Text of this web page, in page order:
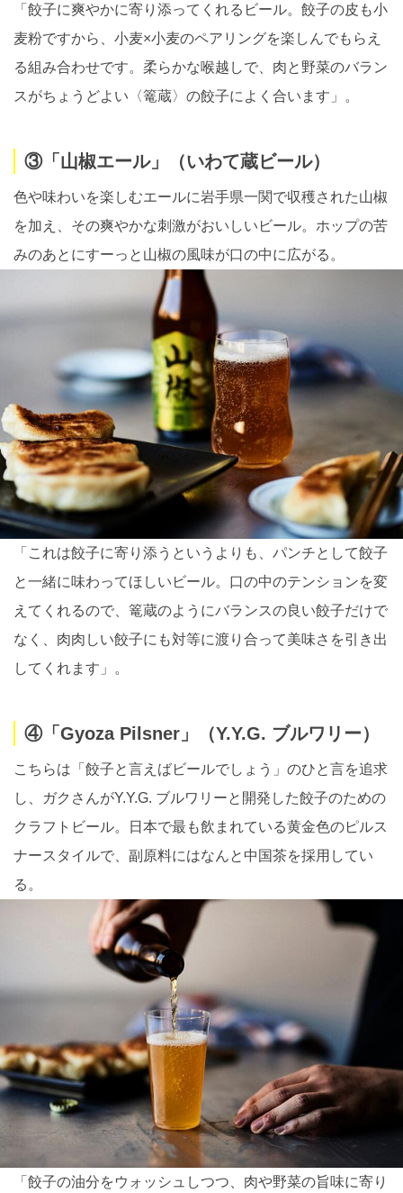
「餃子に爽やかに寄り添ってくれるビール。餃子の皮も小
麦粉ですから、小麦×小麦のペアリングを楽しんでもらえ
る組み合わせです。柔らかな喉越しで、肉と野菜のバラン
スがちょうどよい〈篭蔵〉の餃子によく合います」。
③「山椒エール」（いわて蔵ビール）
色や味わいを楽しむエールに岩手県一関で収穫された山椒
を加え、その爽やかな刺激がおいしいビール。ホップの苦
みのあとにすーっと山椒の風味が口の中に広がる。
「これは餃子に寄り添うというよりも、パンチとして餃子
と一緒に味わってほしいビール。口の中のテンションを変
えてくれるので、篭蔵のようにバランスの良い餃子だけで
なく、肉肉しい餃子にも対等に渡り合って美味さを引き出
してくれます」。
④「Gyoza Pilsner」（Y.Y.G. ブルワリー）
こちらは「餃子と言えばビールでしょう」のひと言を追求
し、ガクさんがY.Y.G. ブルワリーと開発した餃子のための
クラフトビール。日本で最も飲まれている黄金色のピルス
ナースタイルで、副原料にはなんと中国茶を採用してい
る。
「餃子の油分をウォッシュしつつ、肉や野菜の旨味に寄り